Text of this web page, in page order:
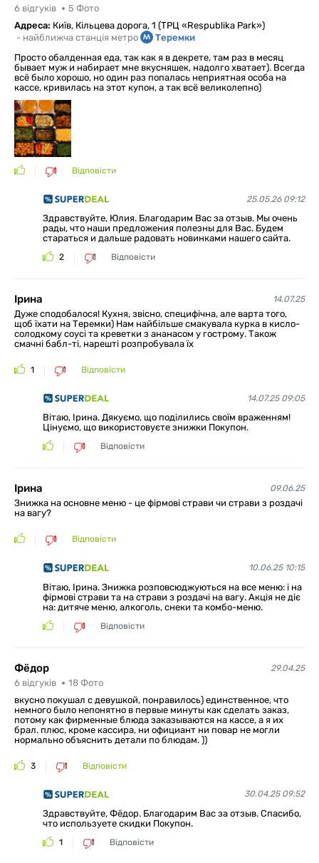
6 відгуків 5 Фото
Адреса: Київ, Кільцева дорога, 1 (ТРЦ «Respublika Рark»)
- найближча станція метро
Теремки
Просто обалденная еда, так как я в декрете, там раз в месяц
бывает муж и набирает мне вкусняшек, надолго хватает). Всегда
всё было хорошо, но один раз попалась неприятная особа на
кассе, кривилась на этот купон, а так всё великолепно)
Відповісти
25.05.26 09:12
Здравствуйте, Юлия. Благодарим Вас за отзыв. Мы очень
рады, что наши предложения полезны для Вас. Будем
стараться и дальше радовать новинками нашего сайта.
2 Відповісти
Ірина 14.07.25
Дуже сподобалося! Кухня, звісно, специфічна, але варта того,
щоб їхати на Теремки) Нам найбільше смакувала курка в кисло-
солодкому соусі та креветки з ананасом у гострому. Також
смачні бабл-ті, нарешті розпробувала їх
1 Відповісти
14.07.25 09:05
Вітаю, Ірина. Дякуємо, що поділились своїм враженням!
Цінуємо, що використовуєте знижки Покупон.
Відповісти
Ірина 09.06.25
Знижка на основне меню - це фірмові страви чи страви з роздачі
на вагу?
Відповісти
10.06.25 10:15
Вітаю, Ірина. Знижка розповсюджуються на все меню: і на
фірмові страви та на страви з роздачі на вагу. Акція не діє
на: дитяче меню, алкоголь, снеки та комбо-меню.
Відповісти
Фёдор 29.04.25
6 відгуків 18 Фото
вкусно покушал с девушкой, понравилось) единственное, что
немного было непонятно в первые минуты как сделать заказ,
потому как фирменные блюда заказываются на кассе, а я их
брал. плюс, кроме кассира, ни официант ни повар не могли
нормально объяснить детали по блюдам. ))
3 Відповісти
30.04.25 09:52
Здравствуйте, Фёдор. Благодарим Вас за отзыв. Спасибо,
что используете скидки Покупон.
1 Відповісти